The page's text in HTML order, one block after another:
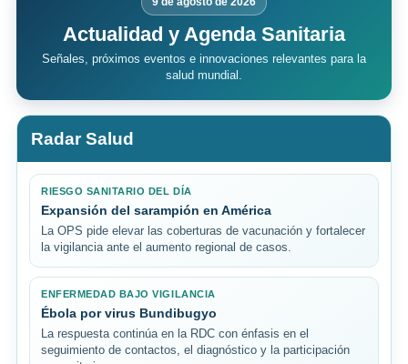
Actualidad y Agenda Sanitaria
Señales, próximos eventos e innovaciones relevantes para la
salud mundial.
Radar Salud
RIESGO SANITARIO DEL DÍA
Expansión del sarampión en América
La OPS pide elevar las coberturas de vacunación y fortalecer
la vigilancia ante el aumento regional de casos.
ENFERMEDAD BAJO VIGILANCIA
Ébola por virus Bundibugyo
La respuesta continúa en la RDC con énfasis en el
seguimiento de contactos, el diagnóstico y la participación